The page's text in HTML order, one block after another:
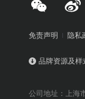
免责声明 隐私
品牌资源及样
公司地址：上海